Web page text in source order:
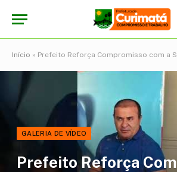
Início » Prefeito Reforça Compromisso com a Saúde do
GALERIA DE VÍDEO
Prefeito Reforça